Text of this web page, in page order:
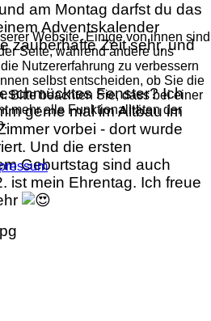
am Montag darfst du das
Adventskalender
zauberhafte Zeit sehr, und
Fenster? Ich
gerne mal im Altbau im
vorbei - dort wurde
Und die ersten
Geburtstag sind auch
ist mein Ehrentag. Ich freue
Website. Einige von ihnen sind
Seite, während andere uns
Nutzererfahrung zu verbessern
selbst entscheiden, ob Sie die
Bitte beachten Sie, dass bei einer
mehr alle Funktionalitäten der